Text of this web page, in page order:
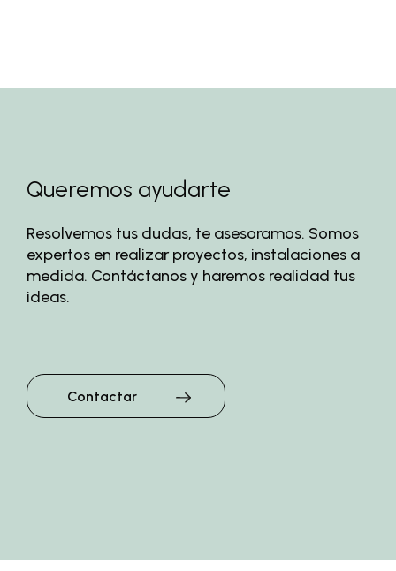
Queremos ayudarte
Resolvemos tus dudas, te asesoramos. Somos
expertos en realizar proyectos, instalaciones a
medida. Contáctanos y haremos realidad tus
ideas.
Contactar